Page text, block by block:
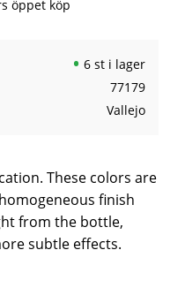
öppet köp
6 st i lager
77179
Vallejo
These colors are
finish
from the bottle,
subtle effects.